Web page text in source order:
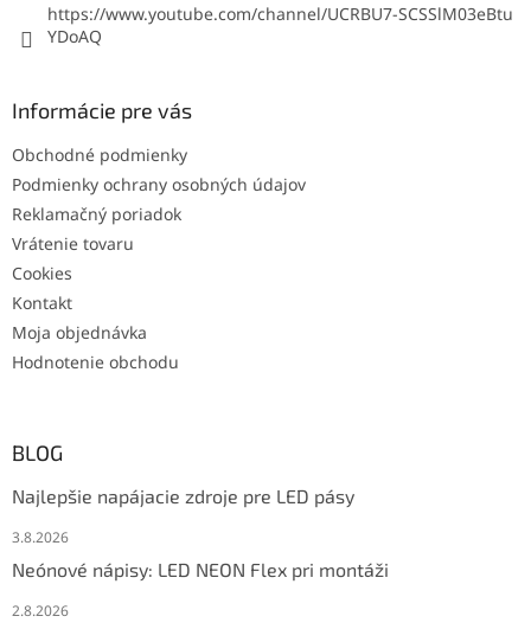
https://www.youtube.com/channel/UCRBU7-SCSSlM03eBtu
YDoAQ
Informácie pre vás
Obchodné podmienky
Podmienky ochrany osobných údajov
Reklamačný poriadok
Vrátenie tovaru
Cookies
Kontakt
Moja objednávka
Hodnotenie obchodu
BLOG
Najlepšie napájacie zdroje pre LED pásy
3.8.2026
Neónové nápisy: LED NEON Flex pri montáži
2.8.2026